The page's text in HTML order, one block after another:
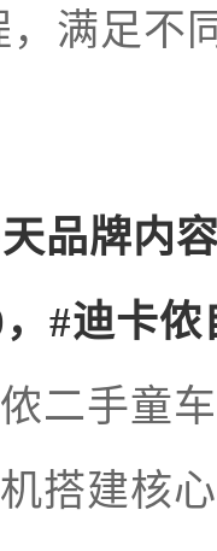
，满足不
品牌内
#迪卡
二手童
搭建核